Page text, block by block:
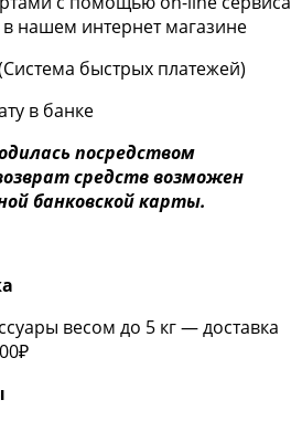
нашем интернет магазине
быстрых платежей)
в банке
посредством
средств возможен
банковской карты.
весом до 5 кг — доставка